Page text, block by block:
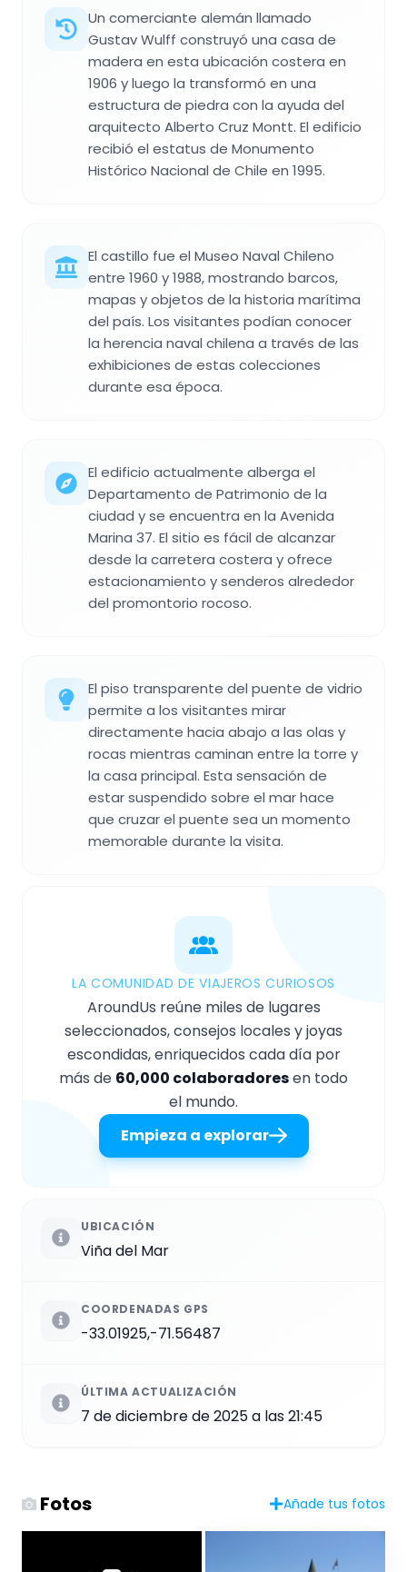
Un comerciante alemán llamado
Gustav Wulff construyó una casa de
madera en esta ubicación costera en
1906 y luego la transformó en una
estructura de piedra con la ayuda del
arquitecto Alberto Cruz Montt. El edificio
recibió el estatus de Monumento
Histórico Nacional de Chile en 1995.
El castillo fue el Museo Naval Chileno
entre 1960 y 1988, mostrando barcos,
mapas y objetos de la historia marítima
del país. Los visitantes podían conocer
la herencia naval chilena a través de las
exhibiciones de estas colecciones
durante esa época.
El edificio actualmente alberga el
Departamento de Patrimonio de la
ciudad y se encuentra en la Avenida
Marina 37. El sitio es fácil de alcanzar
desde la carretera costera y ofrece
estacionamiento y senderos alrededor
del promontorio rocoso.
El piso transparente del puente de vidrio
permite a los visitantes mirar
directamente hacia abajo a las olas y
rocas mientras caminan entre la torre y
la casa principal. Esta sensación de
estar suspendido sobre el mar hace
que cruzar el puente sea un momento
memorable durante la visita.
LA COMUNIDAD DE VIAJEROS CURIOSOS
AroundUs reúne miles de lugares
seleccionados, consejos locales y joyas
escondidas, enriquecidos cada día por
más de 60,000 colaboradoresen todo
el mundo.
Empieza a explorar
UBICACIÓN
Viña del Mar
COORDENADAS GPS
-33.01925,-71.56487
ÚLTIMA ACTUALIZACIÓN
7 de diciembre de 2025 a las 21:45
Fotos Añade tus fotos